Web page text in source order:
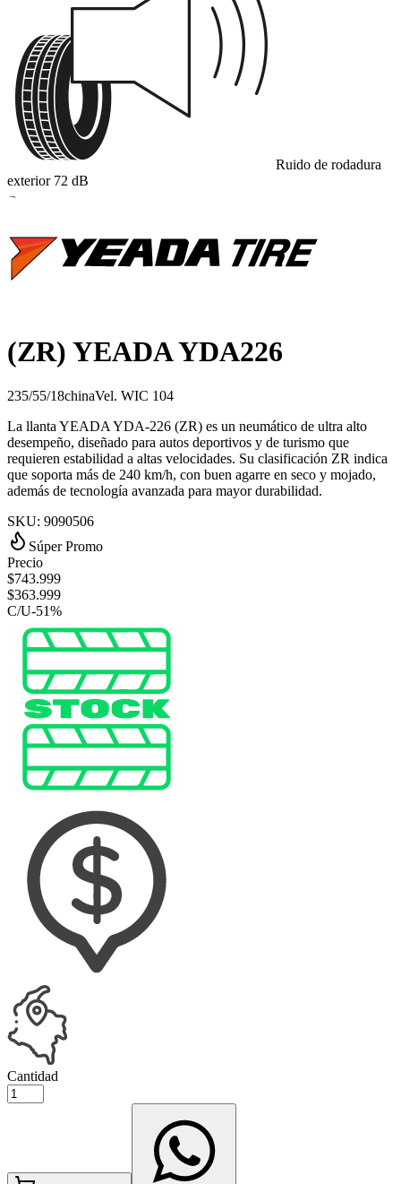
Ruido de rodadura
exterior 72 dB
B
(ZR) YEADA YDA226
235/55/18chinaVel. WIC 104
La llanta YEADA YDA‑226 (ZR) es un neumático de ultra alto
desempeño, diseñado para autos deportivos y de turismo que
requieren estabilidad a altas velocidades. Su clasificación ZR indica
que soporta más de 240 km/h, con buen agarre en seco y mojado,
además de tecnología avanzada para mayor durabilidad.
SKU: 9090506
Súper Promo
Precio
$743.999
$363.999
C/U-51%
Cantidad